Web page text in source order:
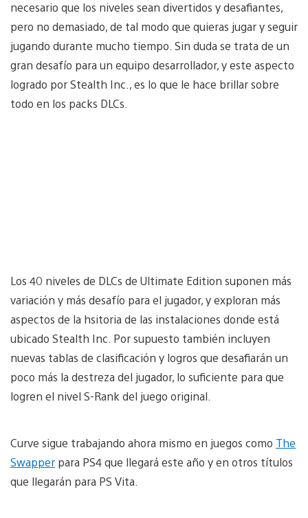
necesario que los niveles sean divertidos y desafiantes,
pero no demasiado, de tal modo que quieras jugar y seguir
jugando durante mucho tiempo. Sin duda se trata de un
gran desafío para un equipo desarrollador, y este aspecto
logrado por Stealth Inc., es lo que le hace brillar sobre
todo en los packs DLCs.
Los 40 niveles de DLCs de Ultimate Edition suponen más
variación y más desafío para el jugador, y exploran más
aspectos de la hsitoria de las instalaciones donde está
ubicado Stealth Inc. Por supuesto también incluyen
nuevas tablas de clasificación y logros que desafiarán un
poco más la destreza del jugador, lo suficiente para que
logren el nivel S-Rank del juego original.
Curve sigue trabajando ahora mismo en juegos como The
Swapper para PS4 que llegará este año y en otros títulos
que llegarán para PS Vita.